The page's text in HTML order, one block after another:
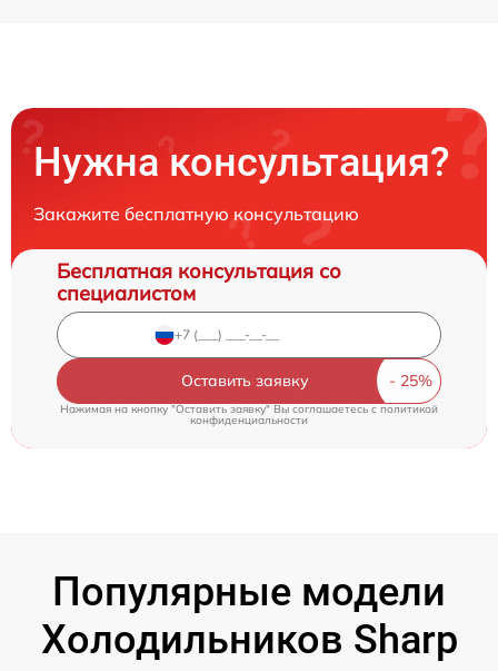
Нужна консультация?
Закажите бесплатную консультацию
Бесплатная консультация со
специалистом
Оставить заявку
Нажимая на кнопку "Оставить заявку" Вы соглашаетесь cполитикой
конфиденциальности
Популярные модели
Холодильников Sharp